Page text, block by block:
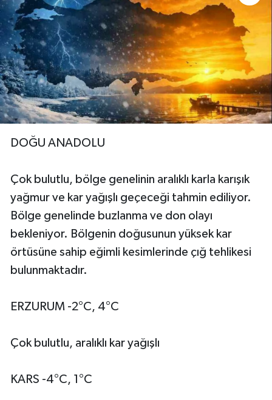
DOĞU ANADOLU
Çok bulutlu, bölge genelinin aralıklı karla karışık
yağmur ve kar yağışlı geçeceği tahmin ediliyor.
Bölge genelinde buzlanma ve don olayı
bekleniyor. Bölgenin doğusunun yüksek kar
örtüsüne sahip eğimli kesimlerinde çığ tehlikesi
bulunmaktadır.
ERZURUM -2°C, 4°C
Çok bulutlu, aralıklı kar yağışlı
KARS -4°C, 1°C